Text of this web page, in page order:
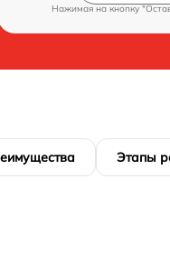
Нажимая на кнопку
Этапы